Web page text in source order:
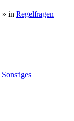
» in Regelfragen
Sonstiges